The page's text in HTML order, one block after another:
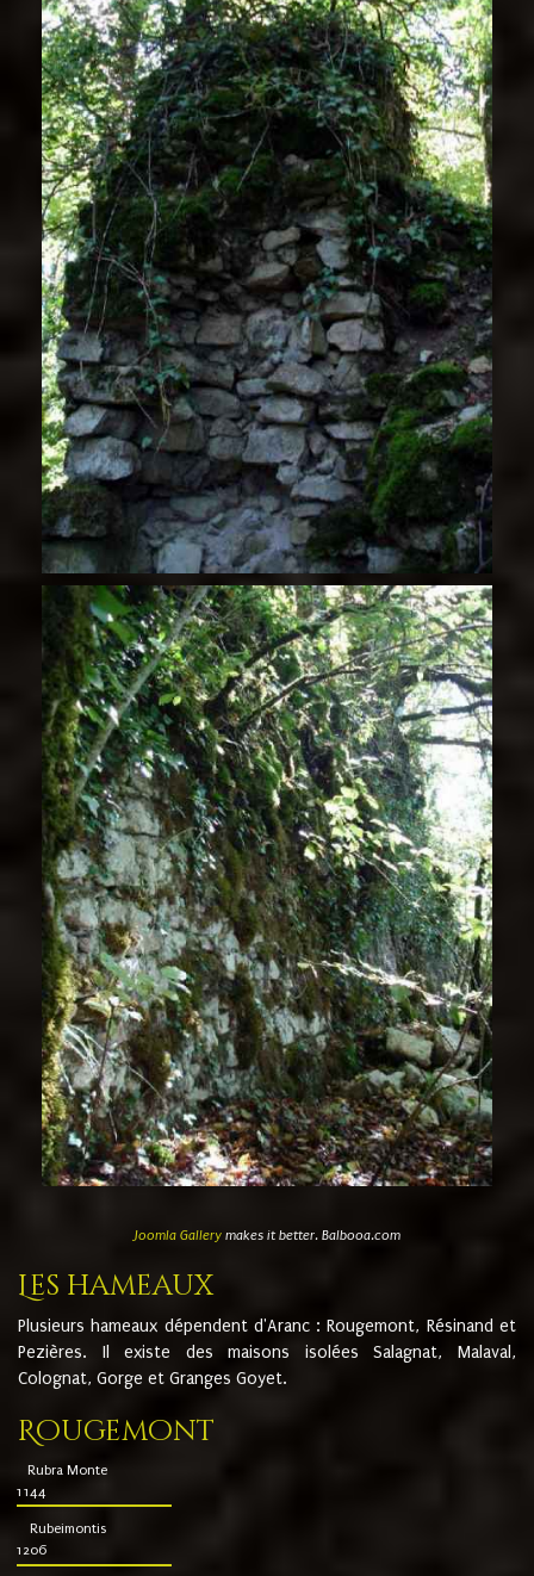
Joomla Gallerymakes it better. Balbooa.com
Les hameaux
Plusieurs hameaux dépendent d'Aranc : Rougemont, Résinand et
Pezières. Il existe des maisons isolées Salagnat, Malaval,
Colognat, Gorge et Granges Goyet.
Rougemont
Rubra Monte
1144
Rubeimontis
1206